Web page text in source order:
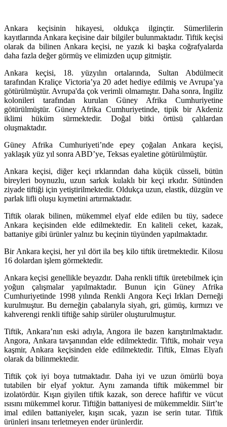
Ankara keçisinin hikayesi, oldukça ilginçtir. Sümerlilerin
kayıtlarında Ankara keçisine dair bilgiler bulunmaktadır. Tiftik keçisi
olarak da bilinen Ankara keçisi, ne yazık ki başka coğrafyalarda
daha fazla değer görmüş ve elimizden uçup gitmiştir.
Ankara keçisi, 18. yüzyılın ortalarında, Sultan Abdülmecit
tarafından Kraliçe Victoria’ya 20 adet hediye edilmiş ve Avrupa’ya
götürülmüştür. Avrupa'da çok verimli olmamıştır. Daha sonra, İngiliz
kolonileri tarafından kurulan Güney Afrika Cumhuriyetine
götürülmüştür. Güney Afrika Cumhuriyetinde, tipik bir Akdeniz
iklimi hüküm sürmektedir. Doğal bitki örtüsü çalılardan
oluşmaktadır.
Güney Afrika Cumhuriyeti’nde epey çoğalan Ankara keçisi,
yaklaşık yüz yıl sonra ABD’ye, Teksas eyaletine götürülmüştür.
Ankara keçisi, diğer keçi ırklarından daha küçük cüsseli, bütün
bireyleri boynuzlu, uzun sarkık kulaklı bir keçi ırkıdır. Sütünden
ziyade tiftiği için yetiştirilmektedir. Oldukça uzun, elastik, düzgün ve
parlak lifli oluşu kıymetini artırmaktadır.
Tiftik olarak bilinen, mükemmel elyaf elde edilen bu tüy, sadece
Ankara keçisinden elde edilmektedir. En kaliteli ceket, kazak,
battaniye gibi ürünler yalnız bu keçinin tüyünden yapılmaktadır.
Bir Ankara keçisi, her yıl dört ila beş kilo tiftik üretmektedir. Kilosu
16 dolardan işlem görmektedir.
Ankara keçisi genellikle beyazdır. Daha renkli tiftik üretebilmek için
yoğun çalışmalar yapılmaktadır. Bunun için Güney Afrika
Cumhuriyetinde 1998 yılında Renkli Angora Keçi Irkları Derneği
kurulmuştur. Bu derneğin çabalarıyla siyah, gri, gümüş, kırmızı ve
kahverengi renkli tiftiğe sahip sürüler oluşturulmuştur.
Tiftik, Ankara’nın eski adıyla, Angora ile bazen karıştırılmaktadır.
Angora, Ankara tavşanından elde edilmektedir. Tiftik, mohair veya
kaşmir, Ankara keçisinden elde edilmektedir. Tiftik, Elmas Elyafı
olarak da bilinmektedir.
Tiftik çok iyi boya tutmaktadır. Daha iyi ve uzun ömürlü boya
tutabilen bir elyaf yoktur. Aynı zamanda tiftik mükemmel bir
izolatördür. Kışın giyilen tiftik kazak, son derece hafiftir ve vücut
ısısını mükemmel korur. Tiftiğin battaniyesi de mükemmeldir. Siirt’te
imal edilen battaniyeler, kışın sıcak, yazın ise serin tutar. Tiftik
ürünleri insanı terletmeyen ender ürünlerdir.